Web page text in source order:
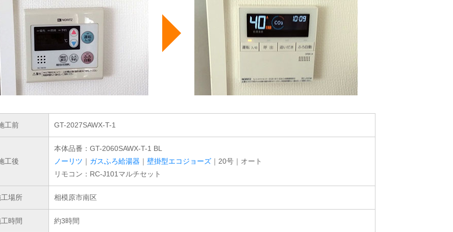
工前 GT-2027SAWX-T-1
工後
本体品番：GT-2060SAWX-T-1 BL
ノーリツ ｜ ガスふろ給湯器 ｜ 壁掛型エコジョーズ ｜20号｜オート
リモコン：RC-J101マルチセット
場所 相模原市南区
時間 約3時間